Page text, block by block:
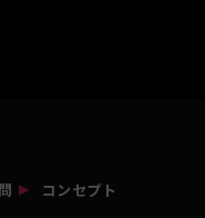
コンセプト